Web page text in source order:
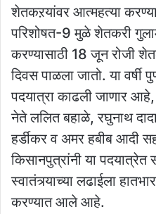
शेतकऱयांवर आत्महत्या
परिशोषत-9 मुळे शेतकरी
करण्यासाठी 18 जून रोजी
दिवस पाळला जातो. या वर्षी
पदयात्रा काढली जाणार आहे,
नेते ललित बहाळे, रघुनाथ
हर्डीकर व अमर हबीब आदी
किसानपुत्रांनी या
स्वातंत्र्याच्या लढाईला
करण्यात आले आहे.